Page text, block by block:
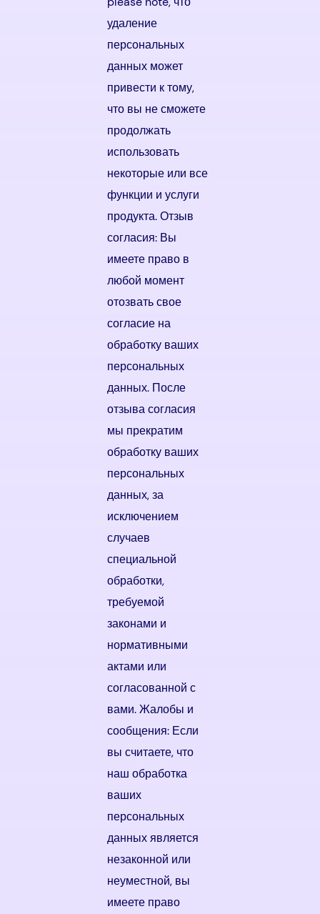
удаление
персональных
данных может
привести к тому,
что вы не сможете
продолжать
использовать
некоторые или все
функции и услуги
продукта. Отзыв
согласия: Вы
имеете право в
любой момент
отозвать свое
согласие на
обработку ваших
персональных
данных. После
отзыва согласия
мы прекратим
обработку ваших
персональных
данных, за
исключением
случаев
специальной
обработки,
требуемой
законами и
нормативными
актами или
согласованной с
вами. Жалобы и
сообщения: Если
вы считаете, что
наш обработка
ваших
персональных
данных является
незаконной или
неуместной, вы
имеете право